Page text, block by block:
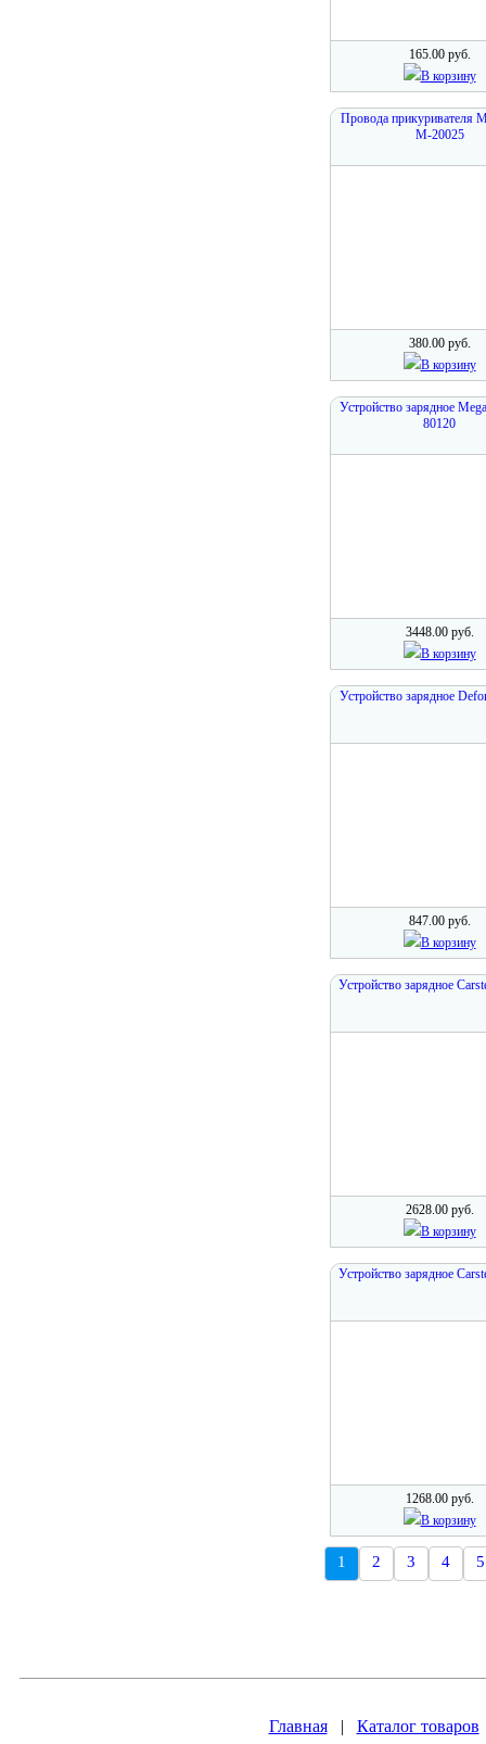
165.00 руб.
В корзину
Провода прикуривателя
M-20025
380.00 руб.
В корзину
Устройство зарядное
80120
3448.00 руб.
В корзину
Устройство зарядное
847.00 руб.
В корзину
Устройство зарядное
2628.00 руб.
В корзину
Устройство зарядное
1268.00 руб.
В корзину
1 2 3 4 5
Главная| Каталог товаров